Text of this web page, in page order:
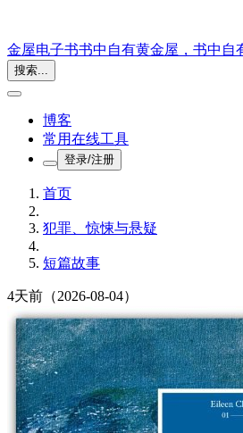
金屋电子书书中自有黄金屋，书中自
搜索...
博客
常用在线工具
登录/注册
首页
犯罪、惊悚与悬疑
短篇故事
4天前 （2026-08-04）